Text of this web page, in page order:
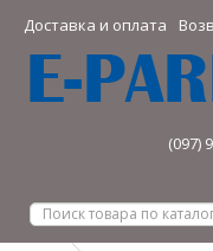
Доставка и оплата
(097)